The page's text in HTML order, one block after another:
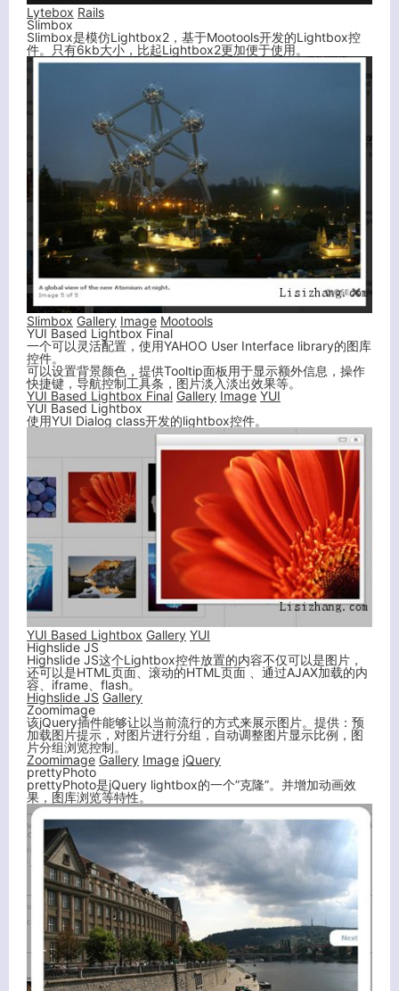
Lytebox Rails
Slimbox
Slimbox是模仿Lightbox2，基于Mootools开发的Lightbox控
件。只有6kb大小，比起Lightbox2更加便于使用。
Slimbox Gallery Image Mootools
YUI Based Lightbox Final
一个可以灵活配置，使用YAHOO User Interface library的图库
控件。
可以设置背景颜色，提供Tooltip面板用于显示额外信息，操作
快捷键，导航控制工具条，图片淡入淡出效果等。
YUI Based Lightbox Final Gallery Image YUI
YUI Based Lightbox
使用YUI Dialog class开发的lightbox控件。
YUI Based Lightbox Gallery YUI
Highslide JS
Highslide JS这个Lightbox控件放置的内容不仅可以是图片，
还可以是HTML页面、滚动的HTML页面 、通过AJAX加载的内
容、iframe、flash。
Highslide JS Gallery
Zoomimage
该jQuery插件能够让以当前流行的方式来展示图片。提供：预
加载图片提示，对图片进行分组，自动调整图片显示比例，图
片分组浏览控制。
Zoomimage Gallery Image jQuery
prettyPhoto
prettyPhoto是jQuery lightbox的一个”克隆”。并增加动画效
果，图库浏览等特性。